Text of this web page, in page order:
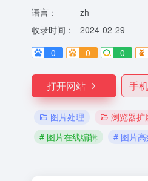
语言：
zh
收录时间：
2024-02-29
0
0 0
打开网站 手
图片处理 浏览器扩
# 图片在线编辑
# 图片